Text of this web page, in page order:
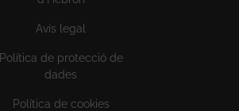
Avís legal
Política de protecció de
dades
Política de cookies